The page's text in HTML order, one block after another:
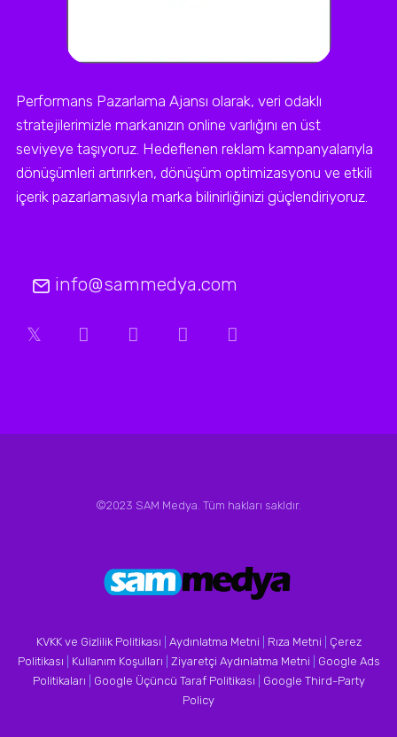
Performans Pazarlama Ajansı olarak, veri odaklı
stratejilerimizle markanızın online varlığını en üst
seviyeye taşıyoruz. Hedeflenen reklam kampanyalarıyla
dönüşümleri artırırken, dönüşüm optimizasyonu ve etkili
içerik pazarlamasıyla marka bilinirliğinizi güçlendiriyoruz.
info@sammedya.com
©2023 SAM Medya. Tüm hakları sakldır.
KVKK ve Gizlilik Politikası Aydınlatma Metni Rıza Metni
Çerez
Politikası
Kullanım Koşulları Ziyaretçi Aydınlatma Metni
Google Ads
Politikaları
Google Üçüncü Taraf Politikası
Google Third-Party
Policy